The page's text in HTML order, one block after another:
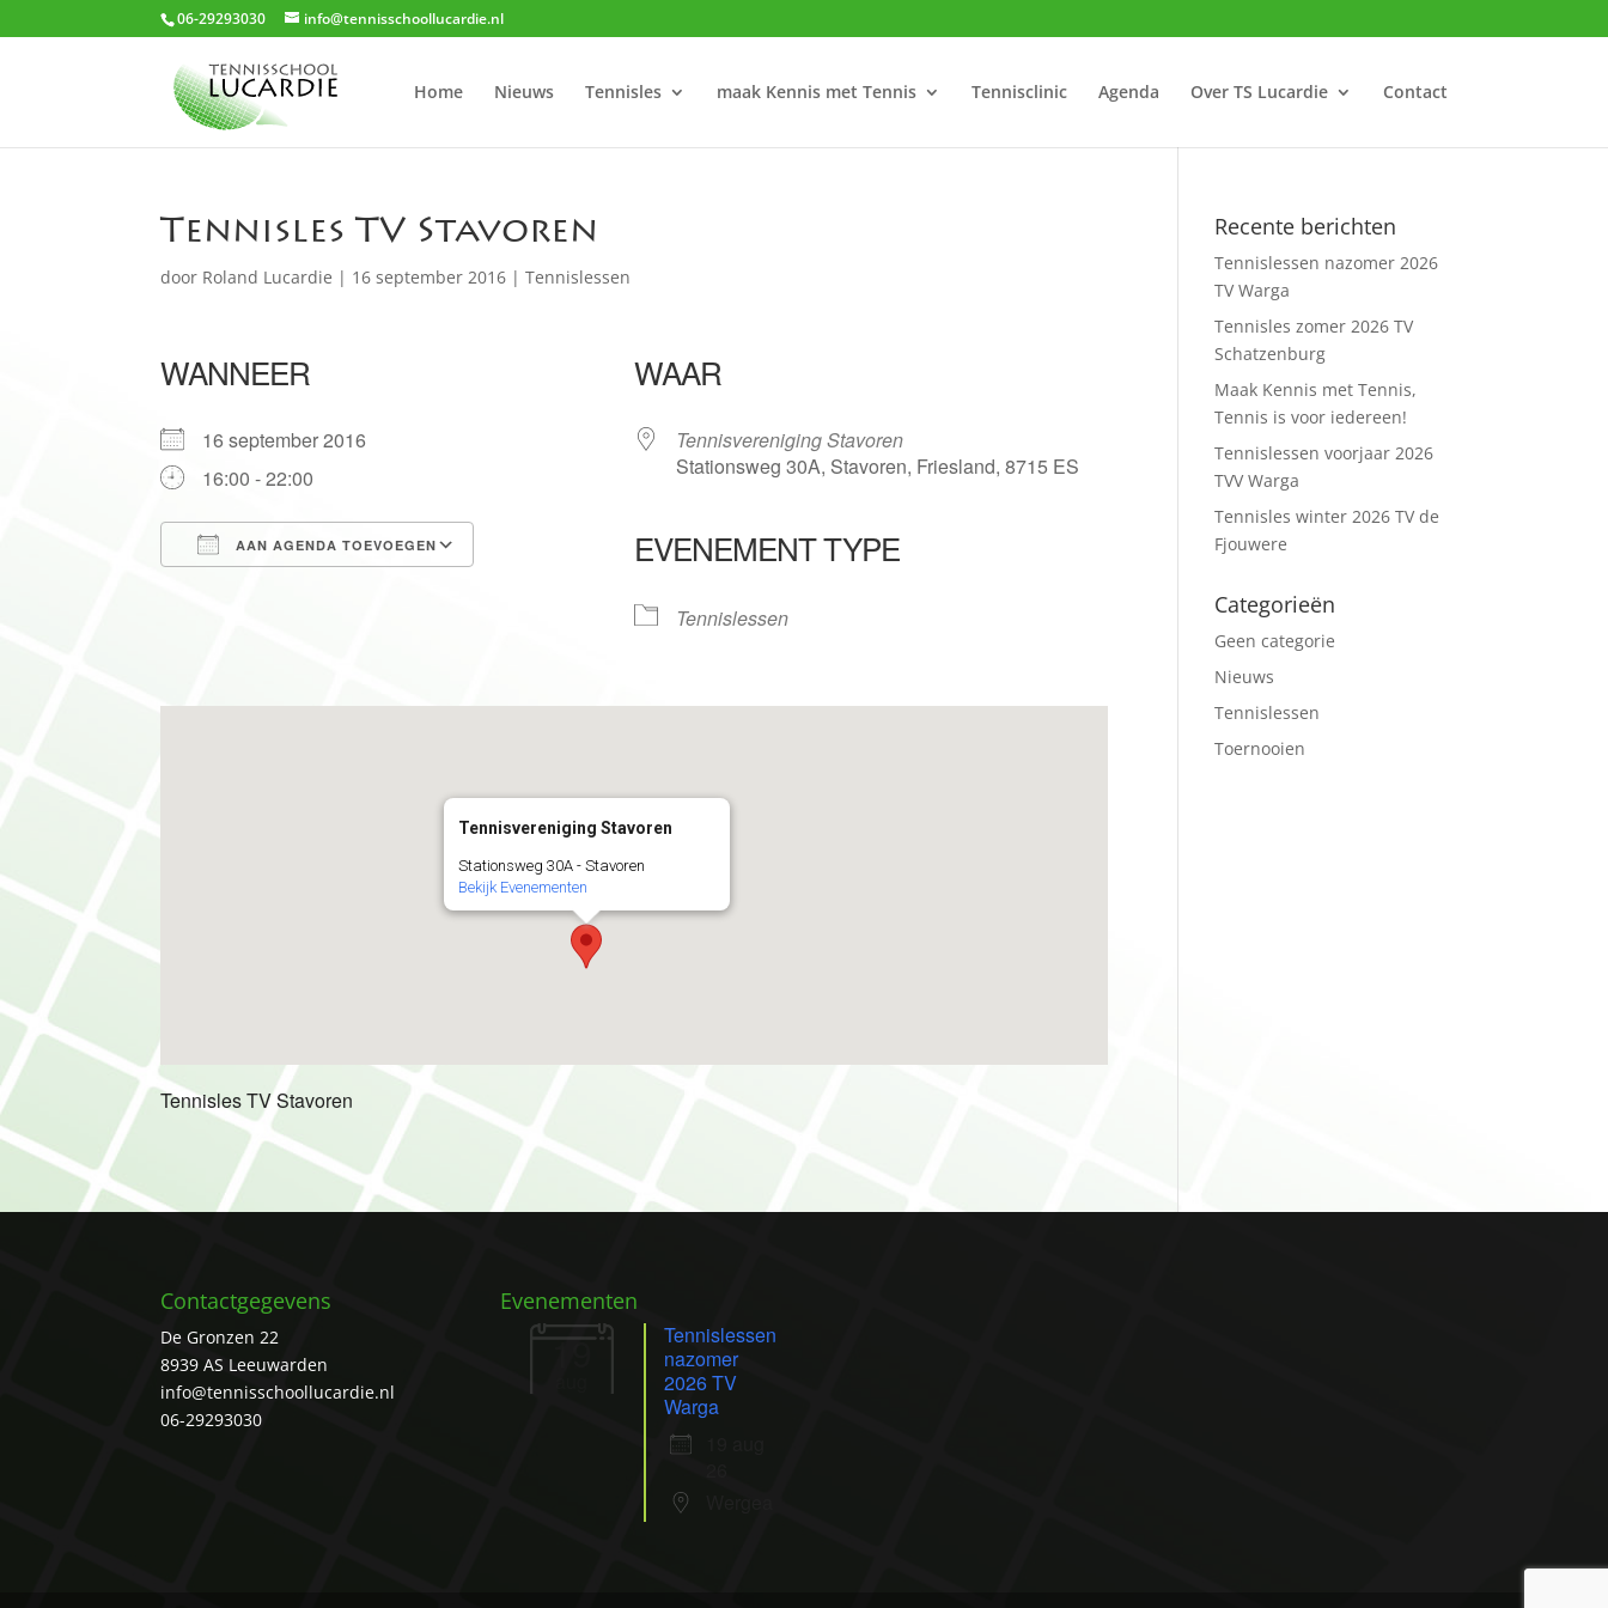
06-29293030 info@tennisschoollucardie.nl
Home Nieuws Tennisles maak Kennis met Tennis Tennisclinic Agenda Over TS Lucardie Contact
Tennisles TV Stavoren
door Roland Lucardie | 16 september 2016 |Tennislessen
WANNEER
16 september 2016
16:00 - 22:00
AAN AGENDA TOEVOEGEN
WAAR
Tennisvereniging Stavoren
Stationsweg 30A, Stavoren, Friesland, 8715 ES
EVENEMENT TYPE
Tennislessen
Tennisvereniging Stavoren
Stationsweg 30A - Stavoren
Bekijk Evenementen
Tennisles TV Stavoren
Recente berichten
Tennislessen nazomer 2026
TV Warga
Tennisles zomer 2026 TV
Schatzenburg
Maak Kennis met Tennis,
Tennis is voor iedereen!
Tennislessen voorjaar 2026
TVV Warga
Tennisles winter 2026 TV de
Fjouwere
Categorieën
Geen categorie
Nieuws
Tennislessen
Toernooien
Contactgegevens
De Gronzen 22
8939 AS Leeuwarden
info@tennisschoollucardie.nl
06-29293030
Evenementen
19
Tennislessen
nazomer
2026 TV
Warga